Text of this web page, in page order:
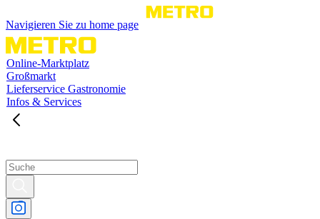
Navigieren Sie zu home page
Online-Marktplatz
Großmarkt
Lieferservice Gastronomie
Infos & Services